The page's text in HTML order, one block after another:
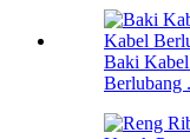
Baki
Berlubang